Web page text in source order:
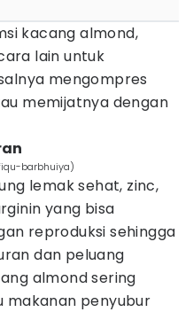
kacang almond,
lain untuk
mengompres
memijatnya dengan
barbhuiya)
lemak sehat, zinc,
yang bisa
reproduksi sehingga
dan peluang
almond sering
makanan penyubur